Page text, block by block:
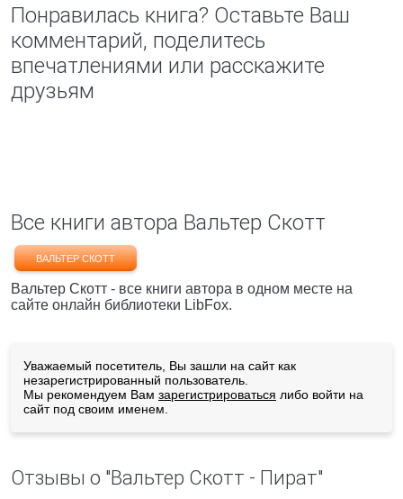
Понравилась книга? Оставьте Ваш
комментарий, поделитесь
впечатлениями или расскажите
друзьям
Все книги автора Вальтер Скотт
ВАЛЬТЕР СКОТТ
Вальтер Скотт - все книги автора в одном месте на
сайте онлайн библиотеки LibFox.
Уважаемый посетитель, Вы зашли на сайт как
незарегистрированный пользователь.
Мы рекомендуем Вам зарегистрироваться либо войти на
сайт под своим именем.
Отзывы о "Вальтер Скотт - Пират"